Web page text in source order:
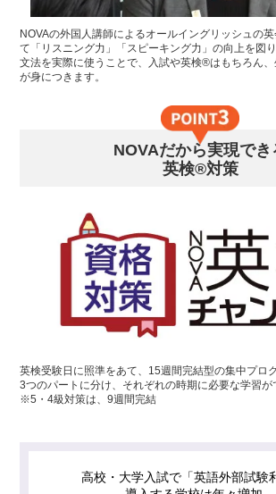
NOVAの外国人講師によるオールイングリッシュの
て「リスニング力」「スピーキング力」の向上を図
文法を実際に使うことで、入試や英検®はもちろん
が身につきます。
NOVAだから実現でき
英検®対策
英検受験日に照準をあて、15週間完結型の集中プロ
3つのパートに分け、それぞれの時期に必要な学習が
※5・4級対策は、9週間完結
高校・大学入試で「英語外部試験